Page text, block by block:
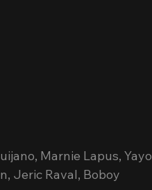
Marnie Lapus, Yayo
Jeric Raval, Boboy